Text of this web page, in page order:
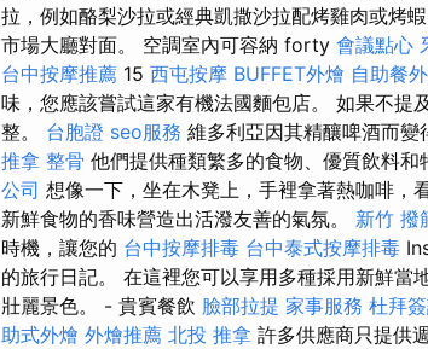
拉，例如酪梨沙拉或經典凱撒沙拉配烤雞肉或烤
市場大廳對面。 空調室內可容納 forty 會議點心
台中按摩推薦 15 西屯按摩 BUFFET外燴 自助餐
味，您應該嘗試這家有機法國麵包店。 如果不提
整。 台胞證 seo服務 維多利亞因其精釀啤酒而變
推拿 整骨 他們提供種類繁多的食物、優質飲料
公司 想像一下，坐在木凳上，手裡拿著熱咖啡，
新鮮食物的香味營造出活潑友善的氣氛。 新竹 撥
時機，讓您的 台中按摩排毒 台中泰式按摩排毒
的旅行日記。 在這裡您可以享用多種採用新鮮當
壯麗景色。 - 貴賓餐飲 臉部拉提 家事服務 杜拜
助式外燴 外燴推薦 北投 推拿 許多供應商只提供